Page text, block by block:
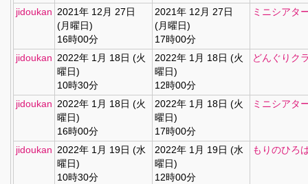
jidoukan 2021年 12月 27日
(月曜日)
16時00分
2021年 12月 27日
(月曜日)
17時00分
ミニシアタ
jidoukan 2022年 1月 18日 (火
曜日)
10時30分
2022年 1月 18日 (火
曜日)
12時00分
どんぐりク
jidoukan 2022年 1月 18日 (火
曜日)
16時00分
2022年 1月 18日 (火
曜日)
17時00分
ミニシアタ
jidoukan 2022年 1月 19日 (水
曜日)
10時30分
2022年 1月 19日 (水
曜日)
12時00分
もりのひろ